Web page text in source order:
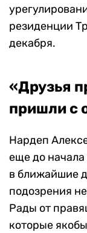
резиденции
декабря.
«Друзья
пришли с
Нардеп
еще до
в ближайшие
подозрения
Рады от
которые